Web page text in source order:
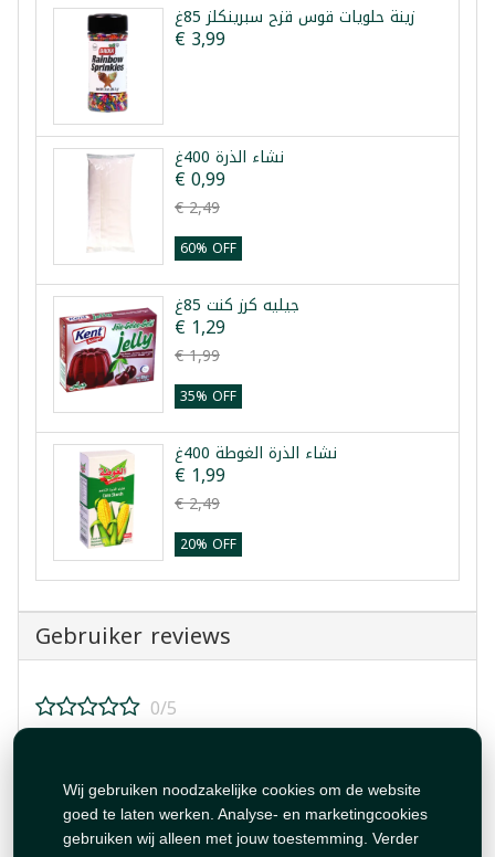
Wij gebruiken noodzakelijke cookies om de website
goed te laten werken. Analyse- en marketingcookies
gebruiken wij alleen met jouw toestemming. Verder
زينة حلويات قوس قزح سبرينكلز 85غ
€ 3,99
نشاء الذرة 400غ
€ 0,99
€ 2,49
60% OFF
جيليه كرز كنت 85غ
€ 1,29
€ 1,99
35% OFF
نشاء الذرة الغوطة 400غ
€ 1,99
€ 2,49
20% OFF
Gebruiker reviews
0/5